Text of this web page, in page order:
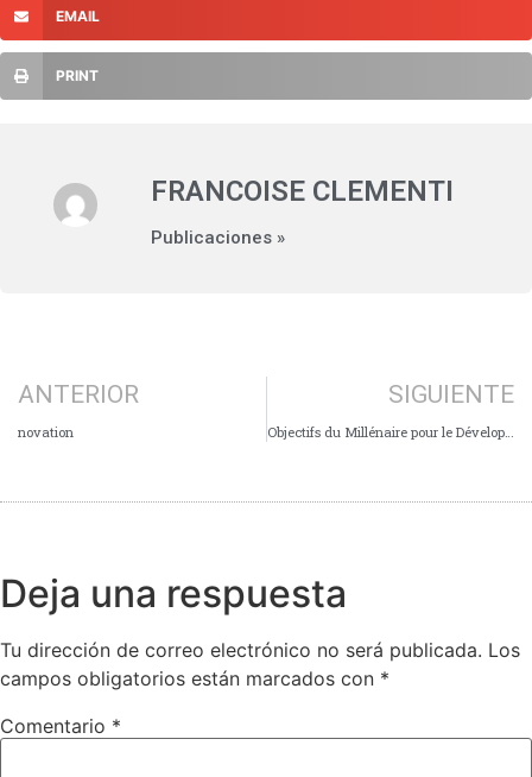
EMAIL
PRINT
FRANCOISE CLEMENTI
Publicaciones »
ANTERIOR
novation
SIGUIENTE
Objectifs du Millénaire pour le Développement [OMD]
Deja una respuesta
Tu dirección de correo electrónico no será publicada. Los
campos obligatorios están marcados con *
Comentario *